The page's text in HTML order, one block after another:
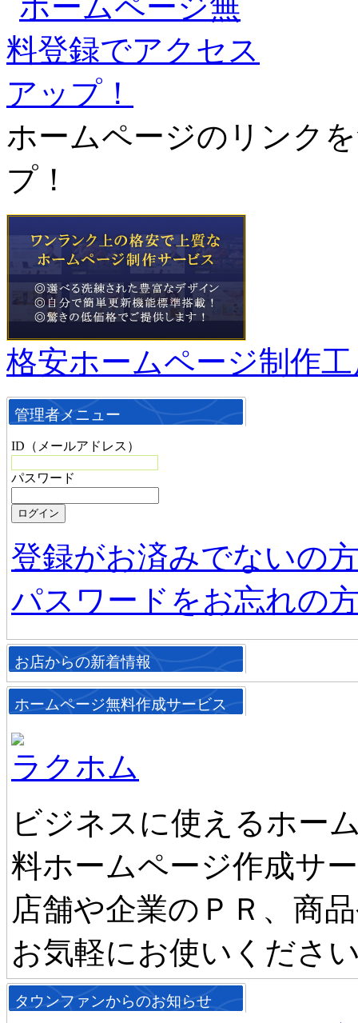
ホームページのリンク
プ！
格安ホームページ制作
管理者メニュー
ID（メールアドレス）
パスワード
登録がお済みでないの
パスワードをお忘れの
お店からの新着情報
ホームページ無料作成サービス
ラクホム
ビジネスに使えるホー
料ホームページ作成サ
店舗や企業のＰＲ、商
お気軽にお使いくださ
タウンファンからのお知らせ